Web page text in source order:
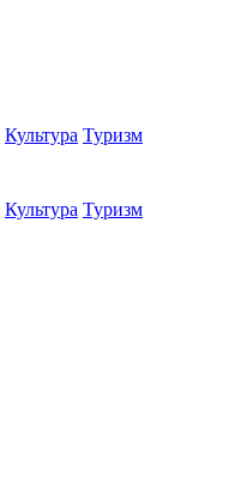
Культура Туризм
Культура Туризм